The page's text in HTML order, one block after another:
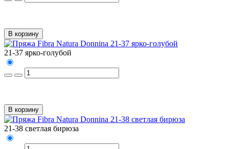
В корзину
21-37 ярко-голубой
В корзину
21-38 светлая бирюза